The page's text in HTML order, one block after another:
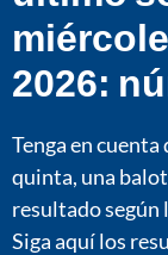
2026:
Tenga en
quinta, una
resultado según
Siga aquí los